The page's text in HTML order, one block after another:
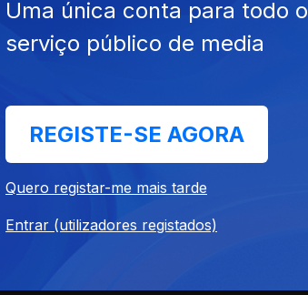
aos mandatos de Luís
semana
Uma única conta para todo o
serviço público de media
REGISTE-SE AGORA
Quero registar-me mais tarde
Entrar (utilizadores registados)